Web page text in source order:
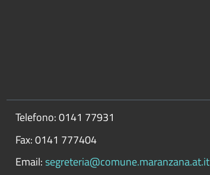
Telefono: 0141 77931
Fax: 0141 777404
Email:segreteria@comune.maranzana.at.it